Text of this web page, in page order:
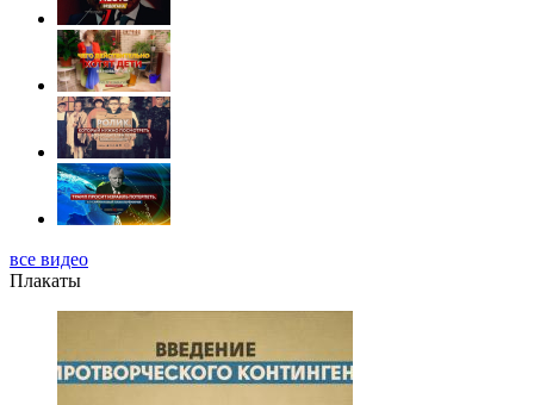
все видео
Плакаты